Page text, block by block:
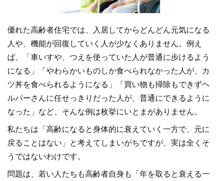
優れた高齢者住宅では、入居してからどんどん元気になる
人や、機能が回復していく人が少なくありません。例え
ば、「車いすや、つえを使っていた人が普通に歩けるよう
になる」「やわらかいものしか食べられなかった人が、カ
ツ丼を食べられるようになる」「買い物も掃除もできずヘ
ルパーさんに任せっきりだった人が、普通にできるように
なった」など、そんな例は枚挙にいとまがありません。
私たちは「高齢になると身体的に衰えていく一方で、元に
戻ることはない」と考えてしまいがちですが、実は全くそ
うではないわけです。
問題は、若い人たちも高齢者自身も「年を取ると衰える一